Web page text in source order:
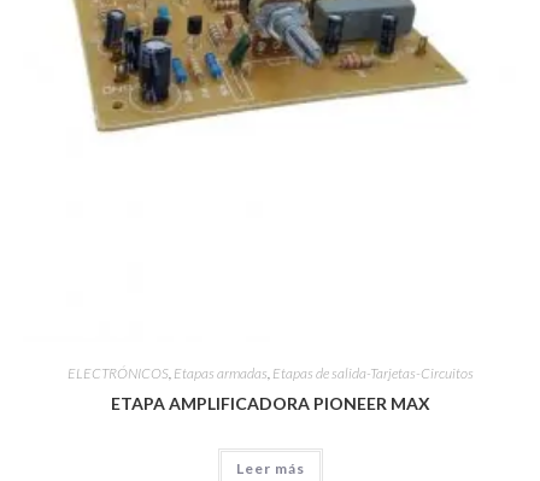
ELECTRÓNICOS, Etapas armadas, Etapas de salida-Tarjetas-Circuitos
ETAPA AMPLIFICADORA PIONEER MAX
Leer más